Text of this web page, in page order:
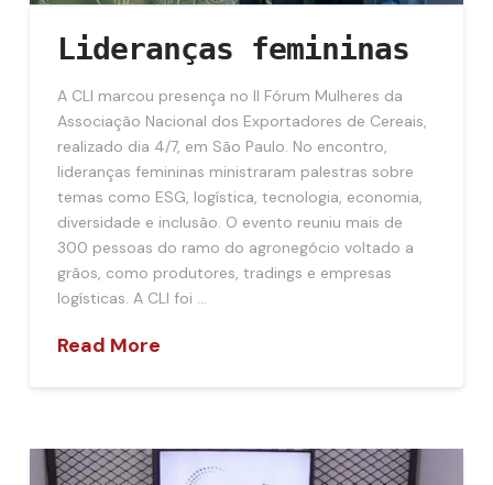
Lideranças femininas
A CLI marcou presença no II Fórum Mulheres da
Associação Nacional dos Exportadores de Cereais,
realizado dia 4/7, em São Paulo. No encontro,
lideranças femininas ministraram palestras sobre
temas como ESG, logística, tecnologia, economia,
diversidade e inclusão. O evento reuniu mais de
300 pessoas do ramo do agronegócio voltado a
grãos, como produtores, tradings e empresas
logísticas. A CLI foi …
Read More